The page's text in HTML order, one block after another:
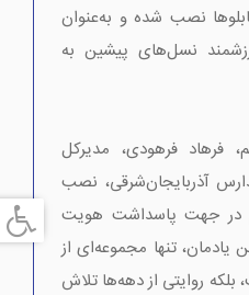
نصب شده و به‌عنوان
نسل‌های پیشین به
فرهاد فرهودی، مدیرکل
آذربایجان‌شرقی، نصب
در جهت پاسداشت هویت
تنها مجموعه‌ای از
روایتی از دهه‌ها تلاش